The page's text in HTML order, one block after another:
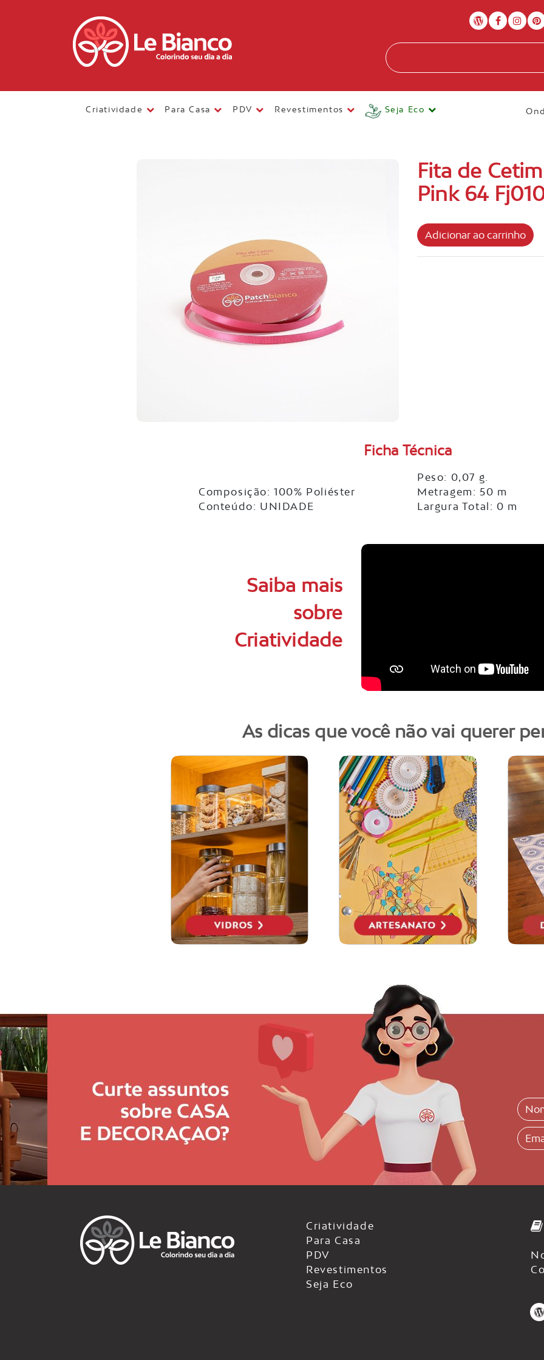
Criatividade Para Casa PDV Revestimentos Seja Eco
Fita de
Pink 64
Ficha Técnica
Composição: 100% Poliéster
Conteúdo: UNIDADE
Peso: 0,07 g.
Metragem: 50 m
Largura Total: 0 m
Saiba mais
sobre
Criatividade
As dicas que você não vai querer
Criatividade
Para Casa
PDV
Revestimentos
Seja Eco